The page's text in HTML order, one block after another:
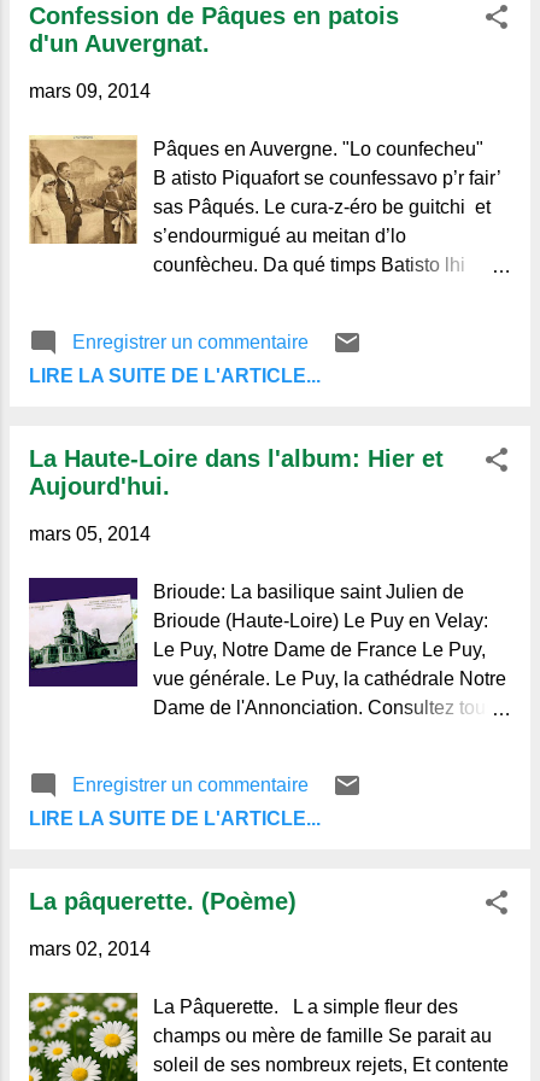
qui aiment l'Auvergne et de ceux qui ne la
connaissent pas.
Confession de Pâques en patois
d'un Auvergnat.
mars 09, 2014
Pâques en Auvergne. "Lo counfecheu"
B atisto Piquafort se counfessavo p’r fair’
sas Pâqués. Le cura-z-éro be guitchi et
s’endourmigué au meitan d’lo
counfècheu. Da qué timps Batisto lhi
N’in sins eu wol ! » -« Et qu’ovez-vous
donc wola ? » -« Ai wola chiés lewis
Moun Père, leus voulez-vous ? » -« Oh
noun ! » -« Eh be, leus vôt pas ! Volez-
potcho dissé : -« Chiés bé très fait nao ! »
(Oh ! Noun, fait mas très !!!) La confession
d'un Auvergnat. B aptiste Piquefort se
confessait pour faire ses Pâques. ...
Enregistrer un commentaire
LIRE LA SUITE DE L'ARTICLE...
La Haute-Loire dans l'album: Hier et
Aujourd'hui.
mars 05, 2014
Brioude: La basilique saint Julien de
Brioude (Haute-Loire) Le Puy en Velay:
Le Puy, Notre Dame de France Le Puy,
vue générale. Le Puy, la cathédrale Notre
Dame de l'Annonciation. Consultez tous
Michel Regards et Vie d'Auvergne.
Le blog de ceux qui aiment l'Auvergne
Enregistrer un commentaire
LIRE LA SUITE DE L'ARTICLE...
La pâquerette. (Poème)
mars 02, 2014
La Pâquerette. L a simple fleur des
champs ou mère de famille Se parait au
soleil de ses nombreux rejets, Et contente